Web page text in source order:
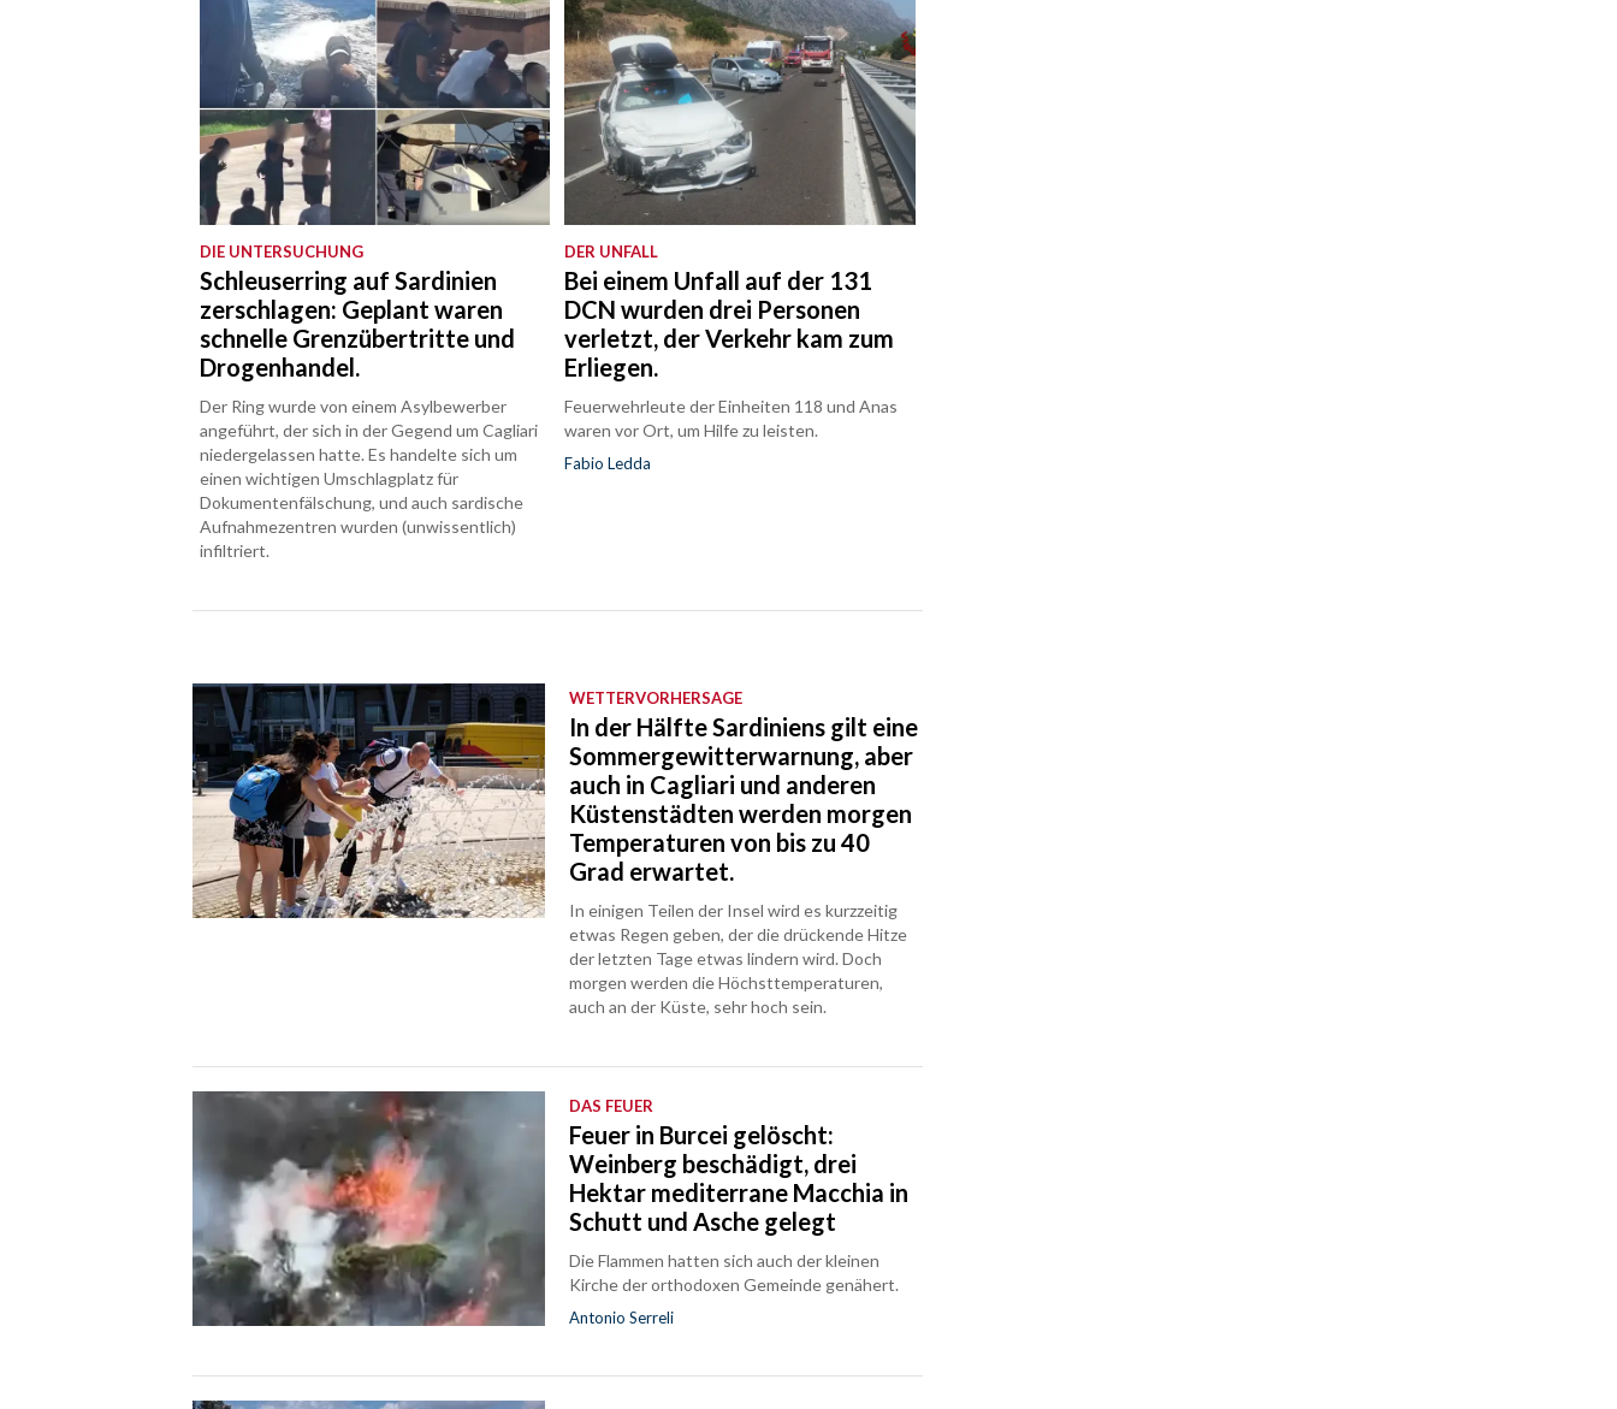
DIE UNTERSUCHUNG
Schleuserring auf Sardinien
zerschlagen: Geplant waren
schnelle Grenzübertritte und
Drogenhandel.
Der Ring wurde von einem Asylbewerber
angeführt, der sich in der Gegend um Cagliari
niedergelassen hatte. Es handelte sich um
einen wichtigen Umschlagplatz für
Dokumentenfälschung, und auch sardische
Aufnahmezentren wurden (unwissentlich)
infiltriert.
DER UNFALL
Bei einem Unfall auf der 131
DCN wurden drei Personen
verletzt, der Verkehr kam zum
Erliegen.
Feuerwehrleute der Einheiten 118 und Anas
waren vor Ort, um Hilfe zu leisten.
Fabio Ledda
WETTERVORHERSAGE
In der Hälfte Sardiniens gilt eine
Sommergewitterwarnung, aber
auch in Cagliari und anderen
Küstenstädten werden morgen
Temperaturen von bis zu 40
Grad erwartet.
In einigen Teilen der Insel wird es kurzzeitig
etwas Regen geben, der die drückende Hitze
der letzten Tage etwas lindern wird. Doch
morgen werden die Höchsttemperaturen,
auch an der Küste, sehr hoch sein.
DAS FEUER
Feuer in Burcei gelöscht:
Weinberg beschädigt, drei
Hektar mediterrane Macchia in
Schutt und Asche gelegt
Die Flammen hatten sich auch der kleinen
Kirche der orthodoxen Gemeinde genähert.
Antonio Serreli